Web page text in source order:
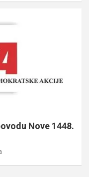
Nove 1448.